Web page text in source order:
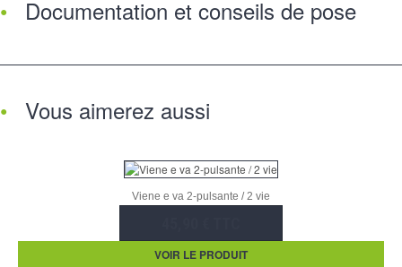
Documentation et conseils de pose
Vous aimerez aussi
Viene e va 2-pulsante / 2 vie
VOIR LE PRODUIT